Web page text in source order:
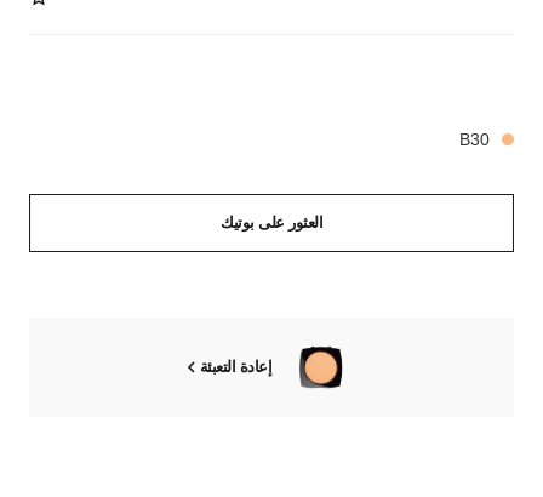
B30
العثور على بوتيك
إعادة التعبئة